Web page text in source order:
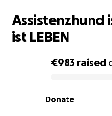
0% complete
€983 raised
Donate
Assistenzhund
ist LEBEN